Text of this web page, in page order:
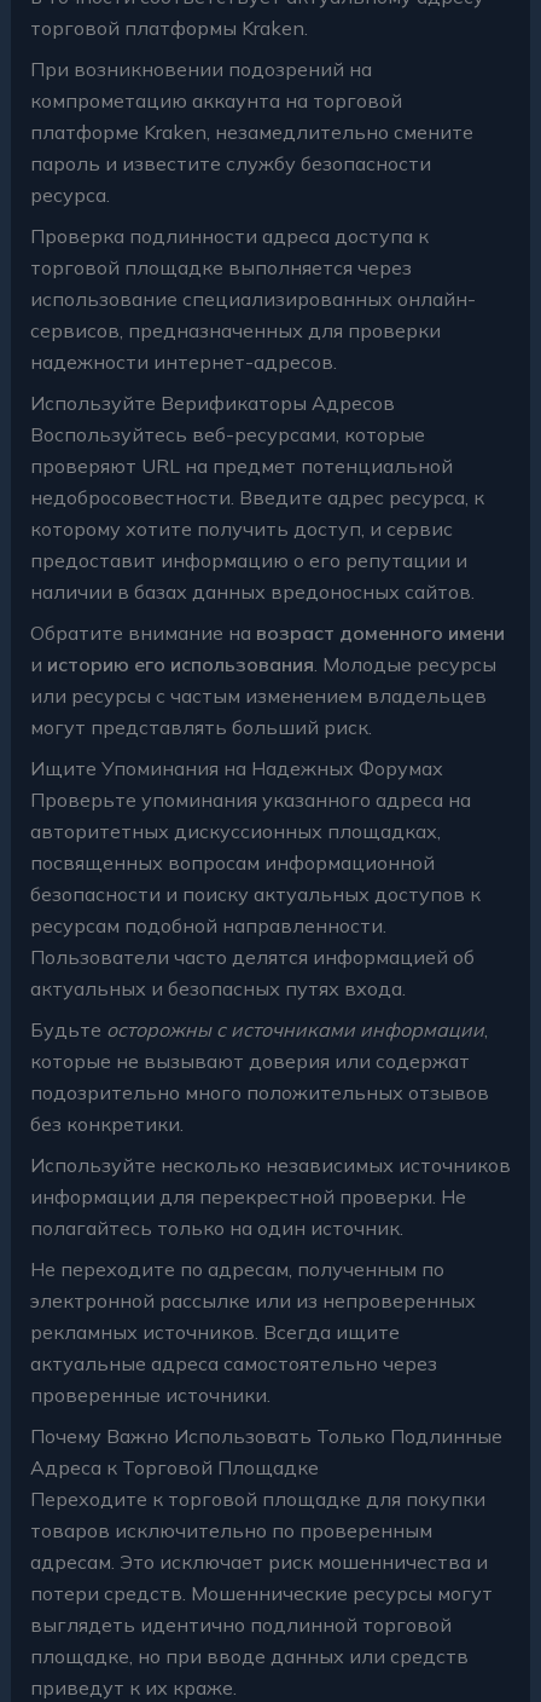
торговой платформы Kraken.
При возникновении подозрений на
компрометацию аккаунта на торговой
платформе Kraken, незамедлительно смените
пароль и известите службу безопасности
ресурса.
Проверка подлинности адреса доступа к
торговой площадке выполняется через
использование специализированных онлайн-
сервисов, предназначенных для проверки
надежности интернет-адресов.
Используйте Верификаторы Адресов
Воспользуйтесь веб-ресурсами, которые
проверяют URL на предмет потенциальной
недобросовестности. Введите адрес ресурса, к
которому хотите получить доступ, и сервис
предоставит информацию о его репутации и
наличии в базах данных вредоносных сайтов.
Обратите внимание на возраст доменного имени
и историю его использования . Молодые ресурсы
или ресурсы с частым изменением владельцев
могут представлять больший риск.
Ищите Упоминания на Надежных Форумах
Проверьте упоминания указанного адреса на
авторитетных дискуссионных площадках,
посвященных вопросам информационной
безопасности и поиску актуальных доступов к
ресурсам подобной направленности.
Пользователи часто делятся информацией об
актуальных и безопасных путях входа.
Будьте осторожны с источниками информации,
которые не вызывают доверия или содержат
подозрительно много положительных отзывов
без конкретики.
Используйте несколько независимых источников
информации для перекрестной проверки. Не
полагайтесь только на один источник.
Не переходите по адресам, полученным по
электронной рассылке или из непроверенных
рекламных источников. Всегда ищите
актуальные адреса самостоятельно через
проверенные источники.
Почему Важно Использовать Только Подлинные
Адреса к Торговой Площадке
Переходите к торговой площадке для покупки
товаров исключительно по проверенным
адресам. Это исключает риск мошенничества и
потери средств. Мошеннические ресурсы могут
выглядеть идентично подлинной торговой
площадке, но при вводе данных или средств
приведут к их краже.